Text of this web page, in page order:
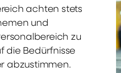
achten stets
und
zu
die Bedürfnisse
abzustimmen.